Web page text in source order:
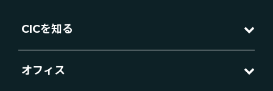
CICを知る
オフィス